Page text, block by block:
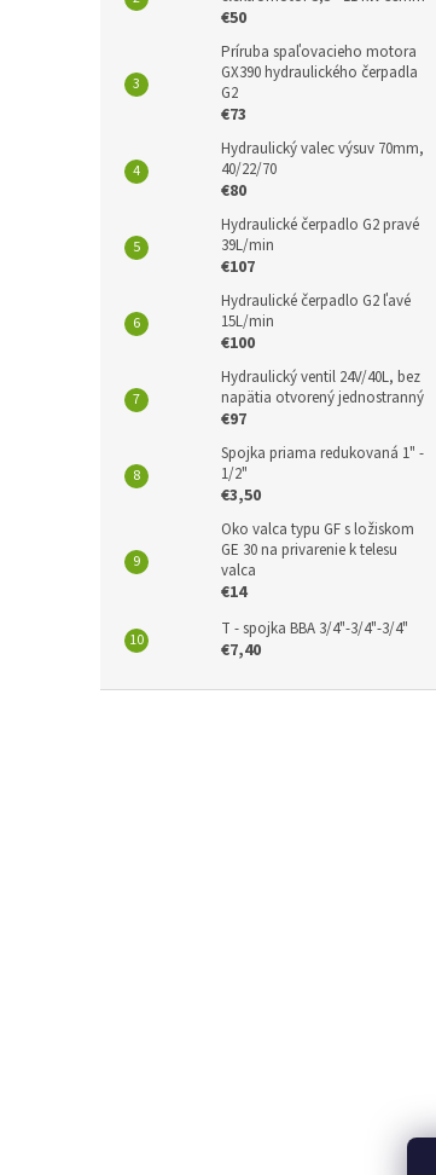
€50
Príruba spaľovacieho motora
GX390 hydraulického čerpadla
G2
€73
Hydraulický valec výsuv 70mm,
40/22/70
€80
Hydraulické čerpadlo G2 pravé
39L/min
€107
Hydraulické čerpadlo G2 ľavé
15L/min
€100
Hydraulický ventil 24V/40L, bez
napätia otvorený jednostranný
€97
Spojka priama redukovaná 1" -
1/2"
€3,50
Oko valca typu GF s ložiskom
GE 30 na privarenie k telesu
valca
€14
T - spojka BBA 3/4"-3/4"-3/4"
€7,40